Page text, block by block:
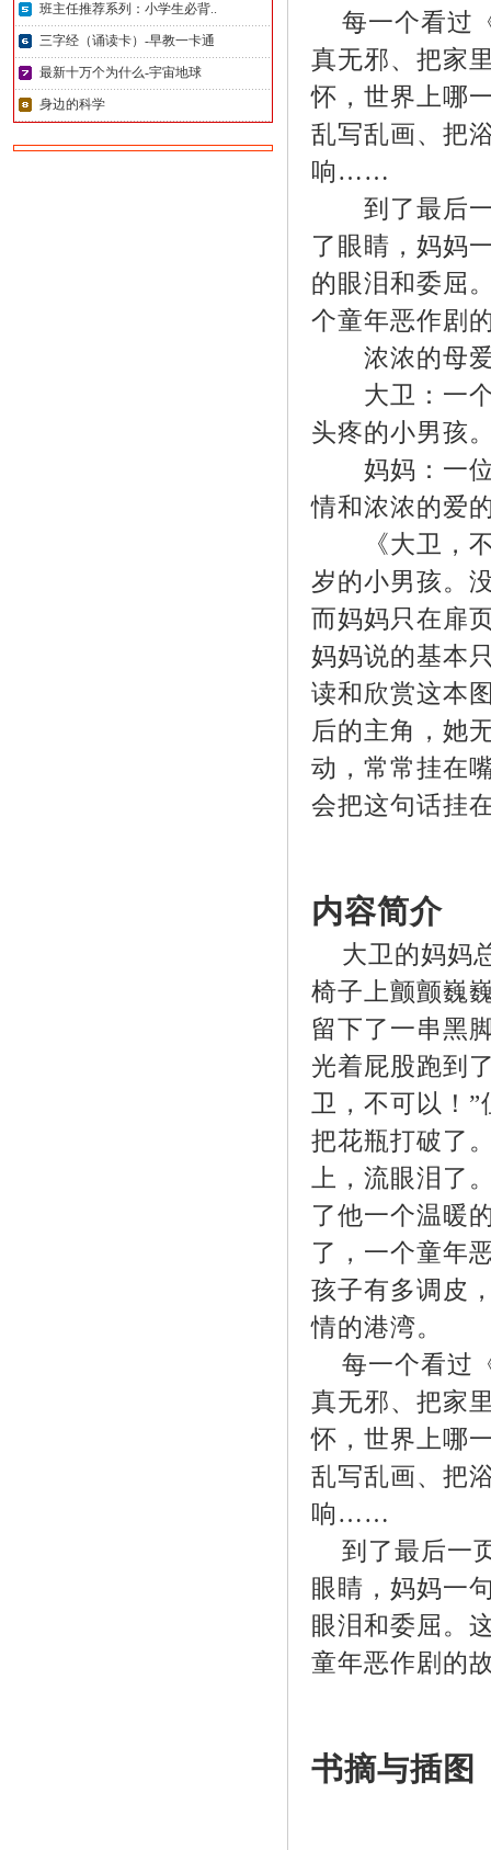
班主任推荐系列：小学生必背..
三字经（诵读卡）-早教一卡通
最新十万个为什么-宇宙地球
身边的科学
每一个看过
真无邪、把家
怀，世界上哪
乱写乱画、把
响……
到了最后一
了眼睛，妈妈
的眼泪和委屈
个童年恶作剧
浓浓的母爱
大卫：一个
头疼的小男孩
妈妈：一位
情和浓浓的爱
《大卫，不
岁的小男孩。
而妈妈只在扉
妈妈说的基本
读和欣赏这本
后的主角，她
动，常常挂在
会把这句话挂
内容简介
大卫的妈妈
椅子上颤颤巍
留下了一串黑
光着屁股跑到
卫，不可以！
把花瓶打破了
上，流眼泪了
了他一个温暖
了，一个童年
孩子有多调皮
情的港湾。
每一个看过
真无邪、把家
怀，世界上哪
乱写乱画、把
响……
到了最后一
眼睛，妈妈一
眼泪和委屈。
童年恶作剧的
书摘与插图